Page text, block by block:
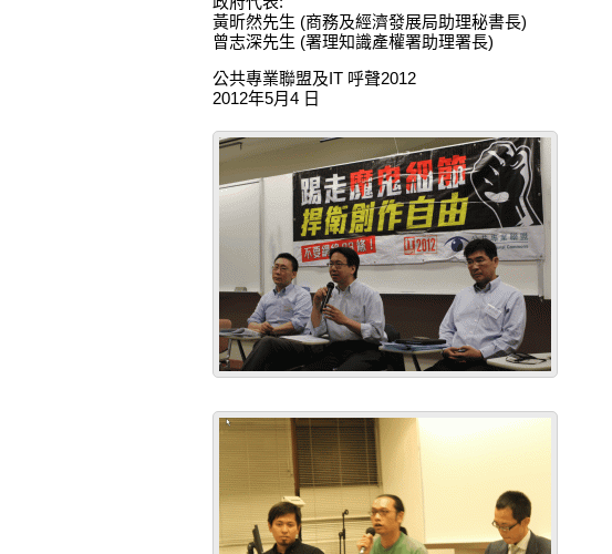
黃昕然先生 (商務及經濟發展局助理秘書長)
曾志深先生 (署理知識產權署助理署長)
公共專業聯盟及IT 呼聲2012
2012年5月4 日